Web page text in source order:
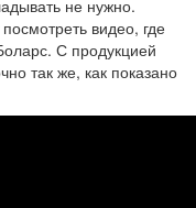
не нужно.
видео, где
С продукцией
так же, как показано